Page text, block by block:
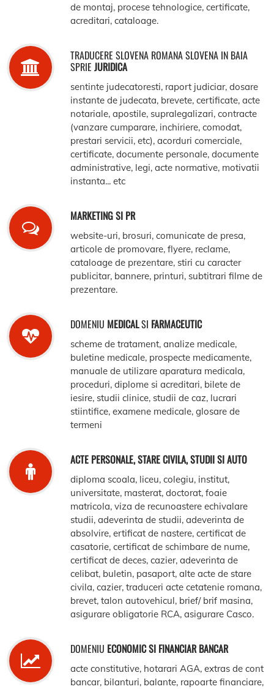
de montaj, procese tehnologice, certificate,
acreditari, cataloage.
TRADUCERE SLOVENA ROMANA SLOVENA IN BAIA
SPRIE JURIDICA
sentinte judecatoresti, raport judiciar, dosare
instante de judecata, brevete, certificate, acte
notariale, apostile, supralegalizari, contracte
(vanzare cumparare, inchiriere, comodat,
prestari servicii, etc), acorduri comerciale,
certificate, documente personale, documente
administrative, legi, acte normative, motivatii
instanta... etc
MARKETING SI PR
website-uri, brosuri, comunicate de presa,
articole de promovare, flyere, reclame,
cataloage de prezentare, stiri cu caracter
publicitar, bannere, printuri, subtitrari filme de
prezentare.
DOMENIU MEDICALSI FARMACEUTIC
scheme de tratament, analize medicale,
buletine medicale, prospecte medicamente,
manuale de utilizare aparatura medicala,
proceduri, diplome si acreditari, bilete de
iesire, studii clinice, studii de caz, lucrari
stiintifice, examene medicale, glosare de
termeni
ACTE PERSONALE, STARE CIVILA, STUDII SI AUTO
diploma scoala, liceu, colegiu, institut,
universitate, masterat, doctorat, foaie
matricola, viza de recunoastere echivalare
studii, adeverinta de studii, adeverinta de
absolvire, ertificat de nastere, certificat de
casatorie, certificat de schimbare de nume,
certificat de deces, cazier, adeverinta de
celibat, buletin, pasaport, alte acte de stare
civila, cazier, traduceri acte cetatenie romana,
brevet, talon autovehicul, brief/ brif masina,
asigurare obligatorie RCA, asigurare Casco.
DOMENIU ECONOMIC SI FINANCIAR BANCAR
acte constitutive, hotarari AGA, extras de cont
bancar, bilanturi, balante, rapoarte financiare,